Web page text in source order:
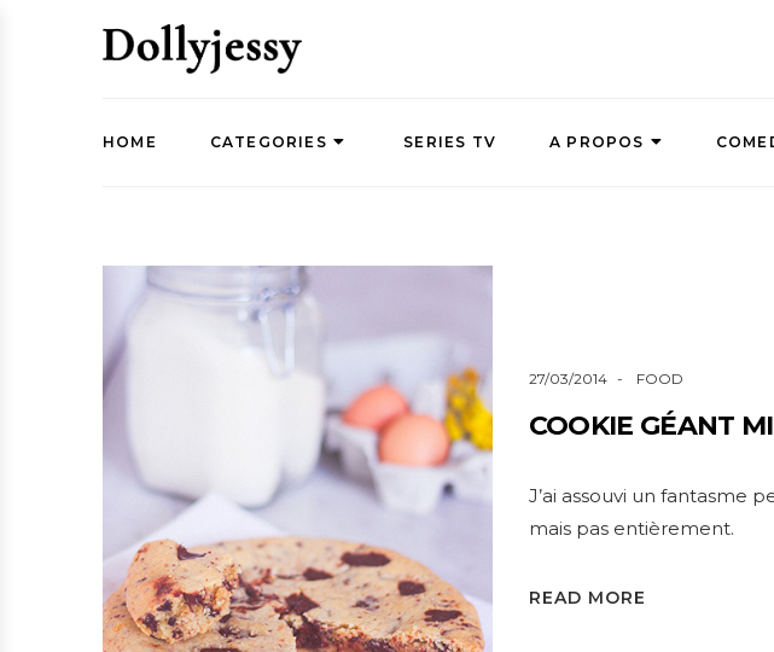
HOME CATEGORIES SERIES TV A PROPOS
27/03/2014 FOOD
COOKIE GÉANT
J’ai assouvi un fantasme
mais pas entièrement.
READ MORE